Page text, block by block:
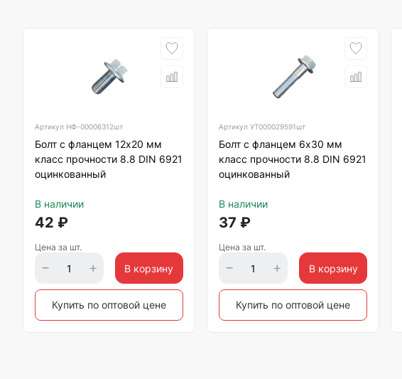
Артикул НФ-00006312шт
Болт с фланцем 12х20 мм
класс прочности 8.8 DIN 6921
оцинкованный
В наличии
42 ₽
Цена за шт.
В корзину
Купить по оптовой цене
АртикулУТ000029591шт
Болт с фланцем 6х30 мм
класс прочности 8.8 DIN 6921
оцинкованный
В наличии
37 ₽
Цена за шт.
В корзину
Купить по оптовой цене